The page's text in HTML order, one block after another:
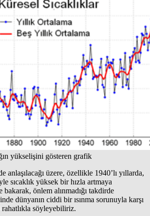
yükselişini gösteren grafik
anlaşılacağı üzere, özellikle 1940’lı yıllarda,
sıcaklık yüksek bir hızla artmaya
bakarak, önlem alınmadığı takdirde
dünyanın ciddi bir ısınma sorunuyla karşı
söyleyebiliriz.